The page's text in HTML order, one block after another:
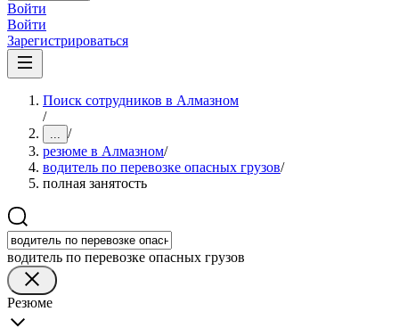
Войти
Войти
Зарегистрироваться
Поиск сотрудников в Алмазном
/
... /
резюме в Алмазном/
водитель по перевозке опасных грузов/
полная занятость
водитель по перевозке опасных грузов
Резюме